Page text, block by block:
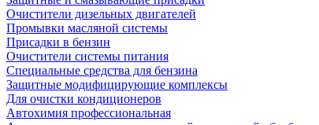
Очистители дизельных двигателей
Промывки масляной системы
Присадки в бензин
Очистители системы питания
Специальные срeдства для бензина
Защитные модифицирующие комплексы
Для очистки кондиционеров
Автохимия профессиональная